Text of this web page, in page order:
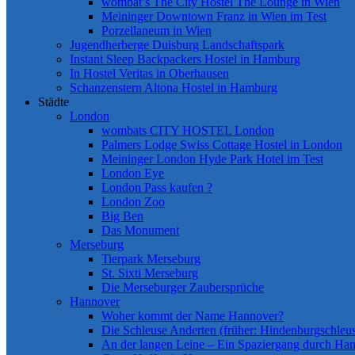
Meininger Downtown Franz in Wien im Test
Porzellaneum in Wien
Jugendherberge Duisburg Landschaftspark
Instant Sleep Backpackers Hostel in Hamburg
In Hostel Veritas in Oberhausen
Schanzenstern Altona Hostel in Hamburg
Städte
London
wombats CITY HOSTEL London
Palmers Lodge Swiss Cottage Hostel in London
Meininger London Hyde Park Hotel im Test
London Eye
London Pass kaufen ?
London Zoo
Big Ben
Das Monument
Merseburg
Tierpark Merseburg
St. Sixti Merseburg
Die Merseburger Zaubersprüche
Hannover
Woher kommt der Name Hannover?
Die Schleuse Anderten (früher:
An der langen Leine – Ein Spaziergang durch